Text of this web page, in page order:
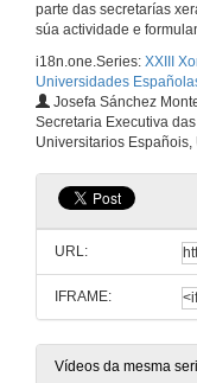
parte das secretarías
súa actividade e
i18n.one.Series: XXIII
Universidades
Josefa Sánchez
Secretaria Executiva
Universitarios
URL:
IFRAME:
Vídeos da mesma